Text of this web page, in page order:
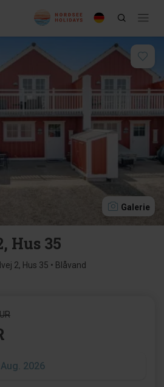
Galerie
Hus 35
2, Hus 35 • Blåvand